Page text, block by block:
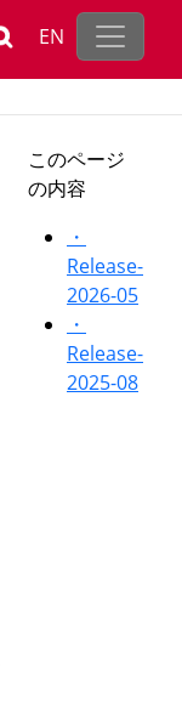
EN
このページ
の内容
・
Release-
2026-05
・
Release-
2025-08